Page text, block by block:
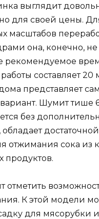
выглядит
для своей цены.
масштабов
она, конечно,
рекомендуемое
составляет 20
представляет
Шумит тише
без
достаточной
отжимания сока из
продуктов.
отметить
К этой модели
для мясорубки и